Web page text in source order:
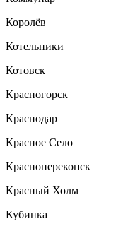
Королёв
Котельники
Котовск
Красногорск
Краснодар
Красное Село
Красноперекопск
Красный Холм
Кубинка